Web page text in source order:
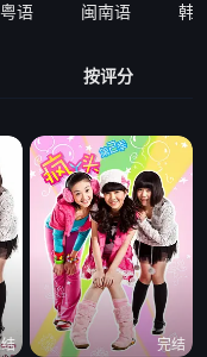
粤语 闽南语 韩
按评分
完结